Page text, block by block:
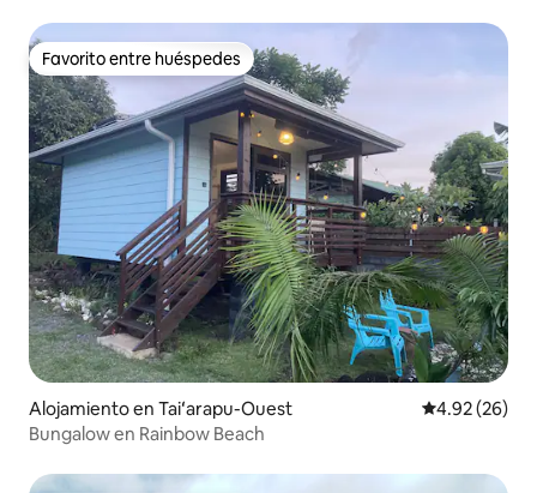
Favorito entre huéspedes
Favorito entre huéspedes
Alojamiento en Taiʻarapu-Ouest Calificación
4.92 (26)
Bungalow en Rainbow Beach